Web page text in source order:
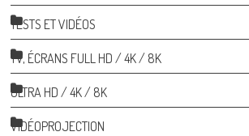
TESTS ET VIDÉOS
TV, ÉCRANS FULL HD / 4K / 8K
ULTRA HD / 4K / 8K
VIDÉOPROJECTION